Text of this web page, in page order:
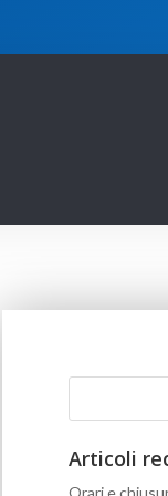
Articoli
Orari e